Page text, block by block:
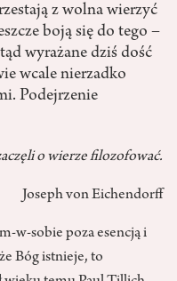
z wolna wierzyć
boją się do tego –
wyrażane dziś dość
wcale nierzadko
Podejrzenie
o wierze filozofować.
Joseph von Eichendorff
w-sobie poza esencją i
Bóg istnieje, to